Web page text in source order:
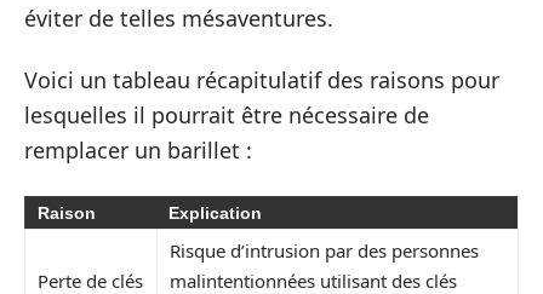
éviter de telles mésaventures.
Voici un tableau récapitulatif des raisons pour
lesquelles il pourrait être nécessaire de
remplacer un barillet :
Raison Explication
Perte de clés
Risque d’intrusion par des personnes
malintentionnées utilisant des clés